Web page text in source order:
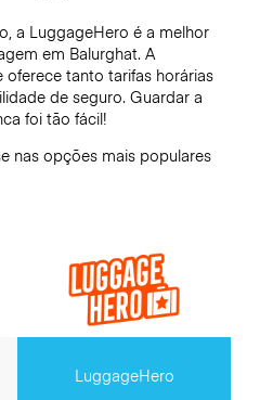
a LuggageHero é a melhor
em Balurghat. A
tanto tarifas horárias
de seguro. Guardar a
foi tão fácil!
nas opções mais populares
LuggageHero